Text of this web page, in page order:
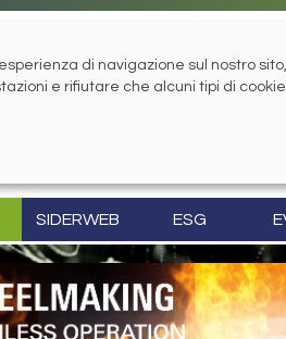
SIDERWEB ESG
di navigazione sul nostro
e rifiutare che alcuni tipi di